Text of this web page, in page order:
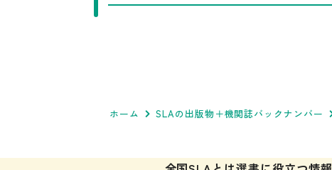
ホーム SLAの出版物＋機関誌バックナンバー